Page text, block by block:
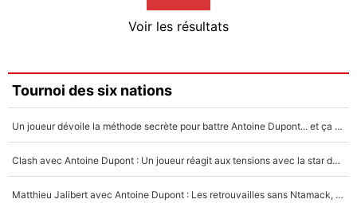
Faris Moumbagna
4%
Un autre joueur
5%
Voir les résultats
Tournoi des six nations
Un joueur dévoile la méthode secrète pour battre Antoine Dupont... et ça marche !
Clash avec Antoine Dupont : Un joueur réagit aux tensions avec la star du XV de France !
Matthieu Jalibert avec Antoine Dupont : Les retrouvailles sans Ntamack, «il y a eu des discussions»